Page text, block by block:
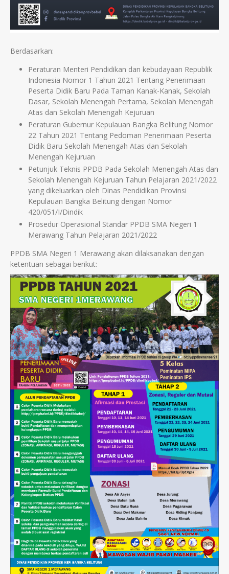
Berdasarkan:
Peraturan Menteri Pendidikan dan kebudayaan Republik
Indonesia Nomor 1 Tahun 2021 Tentang Penerimaan
Peserta Didik Baru Pada Taman Kanak-Kanak, Sekolah
Dasar, Sekolah Menengah Pertama, Sekolah Menengah
Atas dan Sekolah Menengah Kejuruan
Peraturan Gubernur Kepulauan Bangka Belitung Nomor
22 Tahun 2021 Tentang Pedoman Penerimaan Peserta
Didik Baru Sekolah Menengah Atas dan Sekolah
Menengah Kejuruan
Petunjuk Teknis PPDB Pada Sekolah Menengah Atas dan
Sekolah Menengah Kejuruan Tahun Pelajaran 2021/2022
yang dikeluarkan oleh Dinas Pendidikan Provinsi
Kepulauan Bangka Belitung dengan Nomor
420/051/I/Dindik
Prosedur Operasional Standar PPDB SMA Negeri 1
Merawang Tahun Pelajaran 2021/2022
PPDB SMA Negeri 1 Merawang akan dilaksanakan dengan
ketentuan sebagai berikut: